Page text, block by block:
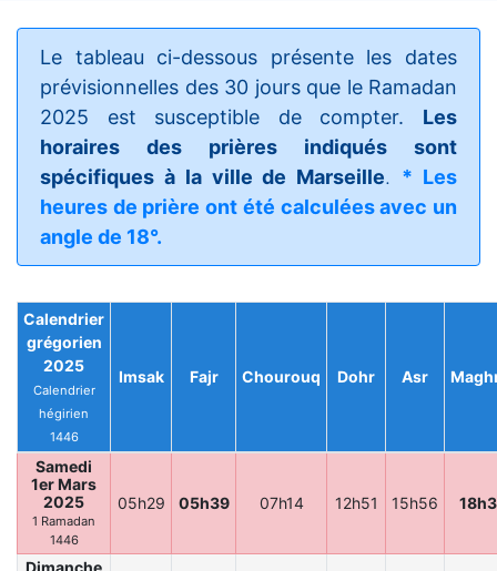
Le tableau ci-dessous présente les dates
prévisionnelles des 30 jours que le Ramadan
2025 est susceptible de compter.
Les
horaires des prières indiqués sont
spécifiques à la ville de Marseille. * Les
heures de prière ont été calculées avec un
angle de 18°.
Calendrier
grégorien
2025
Calendrier
hégirien
1446
Imsak Fajr Chourouq Dohr Asr
Samedi
1er Mars
2025
1 Ramadan
1446
05h29 05h39 07h14 12h51 15h56